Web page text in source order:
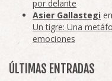
por delante
Asier Gallastegi en
Un tigre: Una
emociones
ÚLTIMAS ENTRADAS